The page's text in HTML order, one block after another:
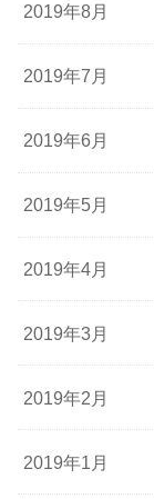
2019年8月
2019年7月
2019年6月
2019年5月
2019年4月
2019年3月
2019年2月
2019年1月